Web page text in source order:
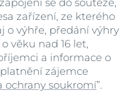
zařízení, ze kterého
o výhře, předání výhry
věku nad 16 let,
a informace o
zájemce
ochrany soukromí”.